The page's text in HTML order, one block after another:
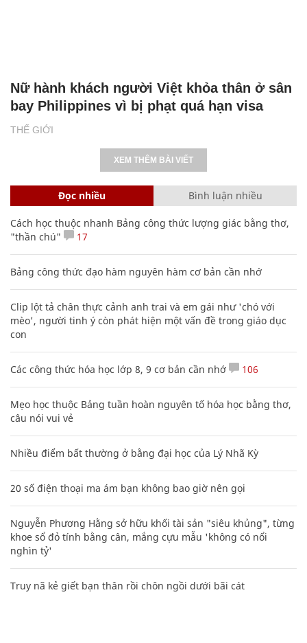
THẾ GIỚI
Nữ hành khách người Việt khỏa thân ở sân
bay Philippines vì bị phạt quá hạn visa
XEM THÊM BÀI VIẾT
Đọc nhiều Bình luận nhiều
Cách học thuộc nhanh Bảng công thức lượng giác bằng thơ,
"thần chú"
17
Bảng công thức đạo hàm nguyên hàm cơ bản cần nhớ
Clip lột tả chân thực cảnh anh trai và em gái như 'chó với
mèo', người tinh ý còn phát hiện một vấn đề trong giáo dục
con
Các công thức hóa học lớp 8, 9 cơ bản cần nhớ 106
Mẹo học thuộc Bảng tuần hoàn nguyên tố hóa học bằng thơ,
câu nói vui vẻ
Nhiều điểm bất thường ở bằng đại học của Lý Nhã Kỳ
20 số điện thoại ma ám bạn không bao giờ nên gọi
Nguyễn Phương Hằng sở hữu khối tài sản "siêu khủng", từng
khoe sổ đỏ tính bằng cân, mắng cựu mẫu 'không có nổi
nghìn tỷ'
Truy nã kẻ giết bạn thân rồi chôn ngồi dưới bãi cát